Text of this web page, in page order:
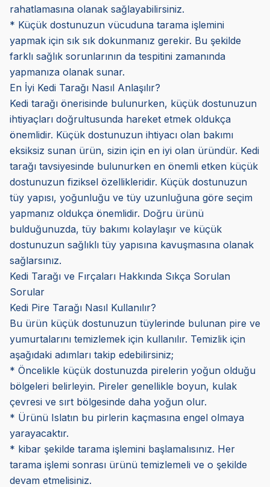
rahatlamasına olanak sağlayabilirsiniz.
* Küçük dostunuzun vücuduna tarama işlemini
yapmak için sık sık dokunmanız gerekir. Bu şekilde
farklı sağlık sorunlarının da tespitini zamanında
yapmanıza olanak sunar.
En İyi Kedi Tarağı Nasıl Anlaşılır?
Kedi tarağı önerisinde bulunurken, küçük dostunuzun
ihtiyaçları doğrultusunda hareket etmek oldukça
önemlidir. Küçük dostunuzun ihtiyacı olan bakımı
eksiksiz sunan ürün, sizin için en iyi olan üründür. Kedi
tarağı tavsiyesinde bulunurken en önemli etken küçük
dostunuzun fiziksel özellikleridir. Küçük dostunuzun
tüy yapısı, yoğunluğu ve tüy uzunluğuna göre seçim
yapmanız oldukça önemlidir. Doğru ürünü
bulduğunuzda, tüy bakımı kolaylaşır ve küçük
dostunuzun sağlıklı tüy yapısına kavuşmasına olanak
sağlarsınız.
Kedi Tarağı ve Fırçaları Hakkında Sıkça Sorulan
Sorular
Kedi Pire Tarağı Nasıl Kullanılır?
Bu ürün küçük dostunuzun tüylerinde bulunan pire ve
yumurtalarını temizlemek için kullanılır. Temizlik için
aşağıdaki adımları takip edebilirsiniz;
* Öncelikle küçük dostunuzda pirelerin yoğun olduğu
bölgeleri belirleyin. Pireler genellikle boyun, kulak
çevresi ve sırt bölgesinde daha yoğun olur.
* Ürünü Islatın bu pirlerin kaçmasına engel olmaya
yarayacaktır.
* kibar şekilde tarama işlemini başlamalısınız. Her
tarama işlemi sonrası ürünü temizlemeli ve o şekilde
devam etmelisiniz.